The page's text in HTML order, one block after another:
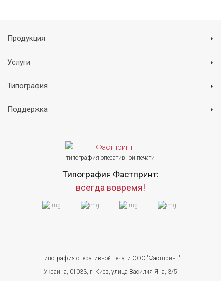
Продукция
Услуги
Типография
Поддержка
типография оперативной печати
Типография Фастпринт:
всегда вовремя!
Типография оперативной печати ООО "Фастпринт"
Украина, 01033, г. Киев, улица Василия Яна, 3/5